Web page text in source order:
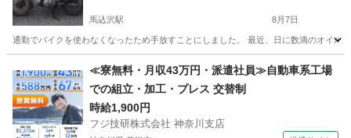
馬込沢駅 8月7日
通勤でバイクを使わなくなったため手放すことにしました。 最近、日に数滴のオイ
馬込沢駅 ホンダ
≪寮無料・月収43万円・派遣社員≫自動車系工場
での組立・加工・プレス 交替制
時給1,900円
フジ技研株式会社 神奈川支店